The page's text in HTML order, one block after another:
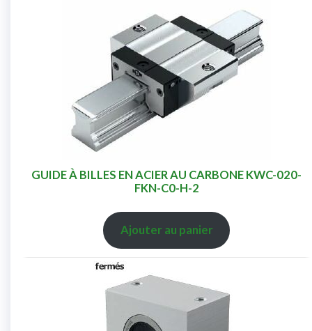
GUIDE À BILLES EN ACIER AU CARBONE KWC-020-
FKN-C0-H-2
Ajouter au panier